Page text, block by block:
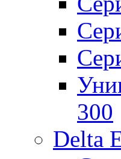
300
Delta